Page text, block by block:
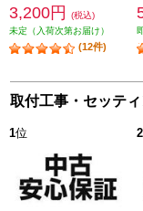
3,200円
(税込)
未定（入荷次第お届け）
(12件)
取付工事・セッテ
1位 2